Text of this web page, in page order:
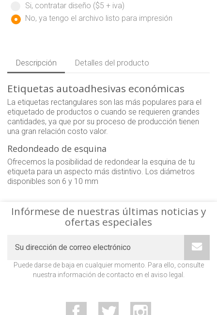
Si, contratar diseño ($5 + iva)
No, ya tengo el archivo listo para impresión
Descripción Detalles del producto
Etiquetas autoadhesivas económicas
La etiquetas rectangulares son las más populares para el
etiquetado de productos o cuando se requieren grandes
cantidades, ya que por su proceso de producción tienen
una gran relación costo valor.
Redondeado de esquina
Ofrecemos la posibilidad de redondear la esquina de tu
etiqueta para un aspecto más distintivo. Los diámetros
disponibles son 6 y 10 mm
Infórmese de nuestras últimas noticias y
ofertas especiales
Puede darse de baja en cualquier momento. Para ello, consulte
nuestra información de contacto en el aviso legal.
Facebook Twitter